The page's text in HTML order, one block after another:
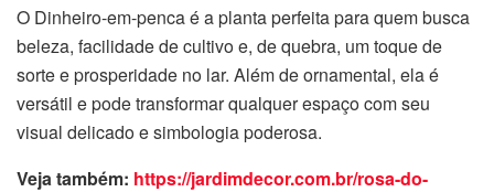
O Dinheiro-em-penca é a planta perfeita para quem busca
beleza, facilidade de cultivo e, de quebra, um toque de
sorte e prosperidade no lar. Além de ornamental, ela é
versátil e pode transformar qualquer espaço com seu
visual delicado e simbologia poderosa.
Veja também: https://jardimdecor.com.br/rosa-do-